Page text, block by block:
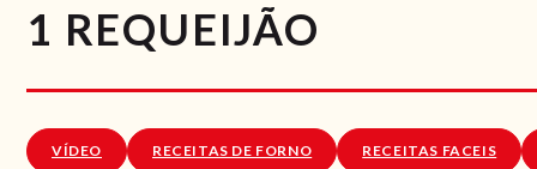
1 REQUEIJÃO
VÍDEO RECEITAS DE FORNO RECEITAS FACEIS